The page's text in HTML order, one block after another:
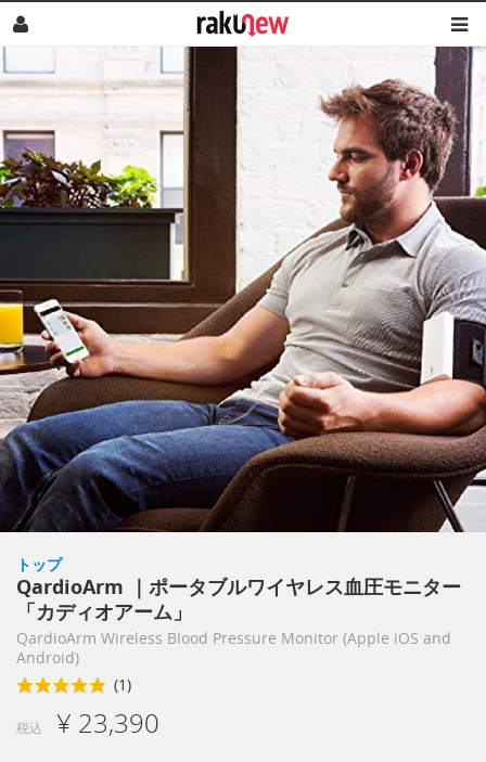
トップ
QardioArm ｜ポータブルワイヤレス血圧モニター
「カディオアーム」
QardioArm Wireless Blood Pressure Monitor (Apple iOS and
Android)
(1)
税込 ¥ 23,390